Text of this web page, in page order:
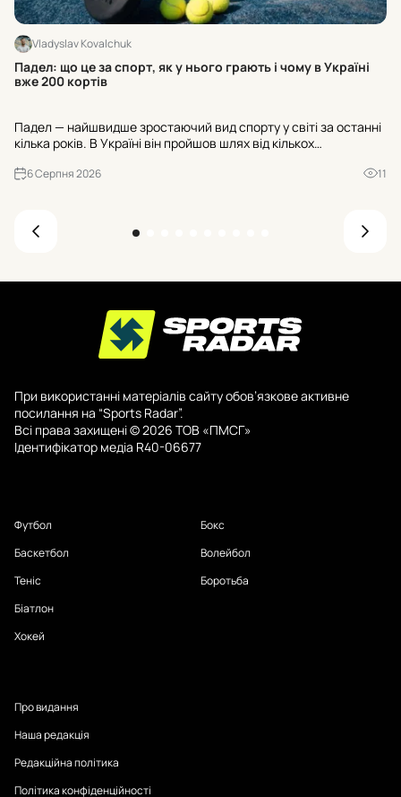
Vladyslav Kovalchuk
Падел: що це за спорт, як у нього грають і чому в Україні
вже 200 кортів
Падел — найшвидше зростаючий вид спорту у світі за останні
кілька років. В Україні він пройшов шлях від кількох
до кінця 2026 року їхня кількість має перевищити триста. Р...
6 Серпня 2026 11
При використанні матеріалів сайту обов’язкове активне
посилання на “Sports Radar”.
Всі права захищені © 2026 ТОВ «ПМСГ»
Ідентифікатор медіа R40-06677
Футбол
Баскетбол
Теніс
Біатлон
Хокей
Бокс
Волейбол
Боротьба
Про видання
Наша редакція
Редакційна політика
Політика конфіденційності